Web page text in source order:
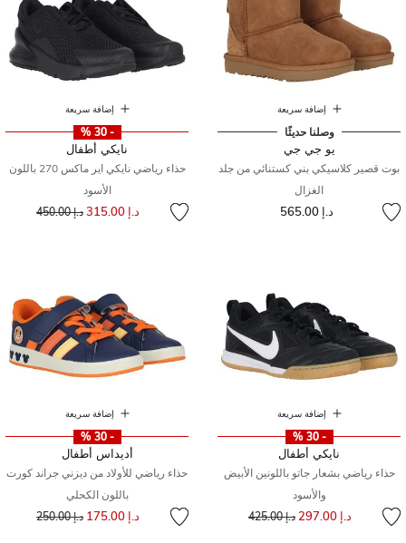
إضافة سريعة
وصلنا حديثًا
يو جي جي
بوت قصير كلاسيكي بني كستنائي من جلد
الغزال
د.إ 565.00
إضافة سريعة
- 30 %
نايكي أطفال
حذاء رياضي نايكي اير ماكس 270 باللون
الأسود
د.إ 315.00 سعر مخفض من
د.إ 450.00 إلى
إضافة سريعة
- 30 %
نايكي أطفال
حذاء رياضي بشعار جاتو باللونين الأبيض
والأسود
د.إ 297.00 سعر مخفض مند.إ 425.00
إضافة سريعة
- 30 %
أديداس أطفال
حذاء رياضي للأولاد من ديزني جراند كورت
باللون الكحلي
د.إ 175.00 سعر مخفض من
د.إ 250.00 إلى